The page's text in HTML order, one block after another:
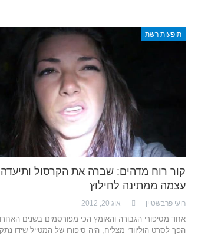
תופעות רשת
קור רוח מדהים: שברה את הקרסול
עצמה ממתינה לחילוץ
רועי פרבשטיין אוג 20, 2012
אחד מסיפורי הגבורה והאומץ הכי מפורסמים בשנים
הפך לסרט הוליוודי מצליח, היה סיפורו של המטייל שידו